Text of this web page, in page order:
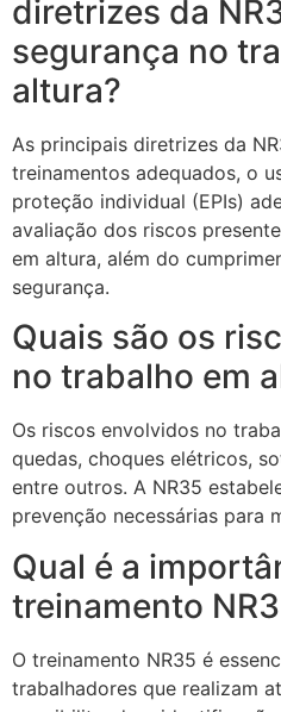
diretrizes da
segurança no
altura?
As principais diretrizes da
treinamentos adequados, o
proteção individual (EPIs)
avaliação dos riscos
em altura, além do
segurança.
Quais são os
no trabalho em
Os riscos envolvidos no
quedas, choques elétricos,
entre outros. A NR35
prevenção necessárias para
Qual é a
treinamento
O treinamento NR35 é
trabalhadores que realizam